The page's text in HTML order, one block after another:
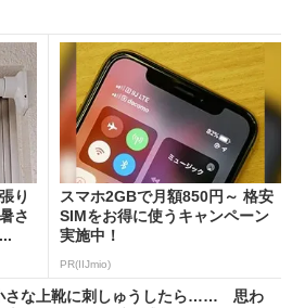
り
さ
スマホ2GBで月額850円～ 格安
SIMをお得に使うキャンペーン
実施中！
PR(IIJmio)
さな上靴に刺しゅうしたら…… 思わ